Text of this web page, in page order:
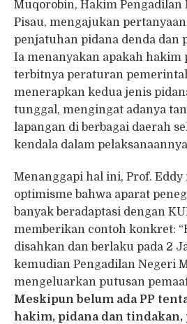
Muqorobin, Hakim Pengadilan
Pisau, mengajukan
penjatuhan pidana denda dan
Ia menanyakan apakah
terbitnya peraturan
menerapkan kedua jenis
tunggal, mengingat adanya
lapangan di berbagai daerah
kendala dalam
Menanggapi hal ini, Prof.
optimisme bahwa aparat
banyak beradaptasi dengan
memberikan contoh konkret:
disahkan dan berlaku pada 2
kemudian Pengadilan Negeri
mengeluarkan putusan
Meskipun belum ada PP
hakim, pidana dan